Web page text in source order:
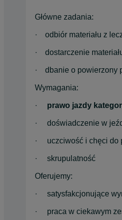
Główne zadania:
·    odbiór materiału z
·    dostarczenie
·    dbanie o powierzony
Wymagania:
· prawo jazdy
·     doświadczenie w
·     uczciwość i chęci
·     skrupulatność
Oferujemy:
·     satysfakcjonujące
·     praca w